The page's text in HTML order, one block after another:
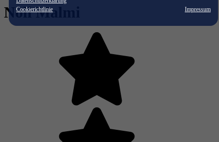
Cookierichtlinie
Impressum
Noli Malmi